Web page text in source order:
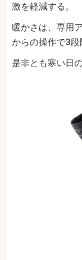
激を軽減する。
暖かさは、専用
からの操作で3段
是非とも寒い日